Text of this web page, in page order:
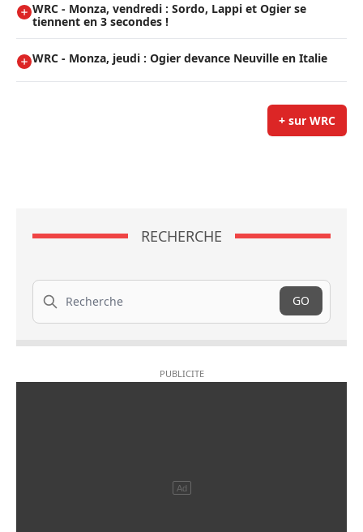
WRC - Monza, vendredi : Sordo, Lappi et Ogier se
tiennent en 3 secondes !
WRC - Monza, jeudi : Ogier devance Neuville en Italie
+ sur WRC
RECHERCHE
Recherche
GO